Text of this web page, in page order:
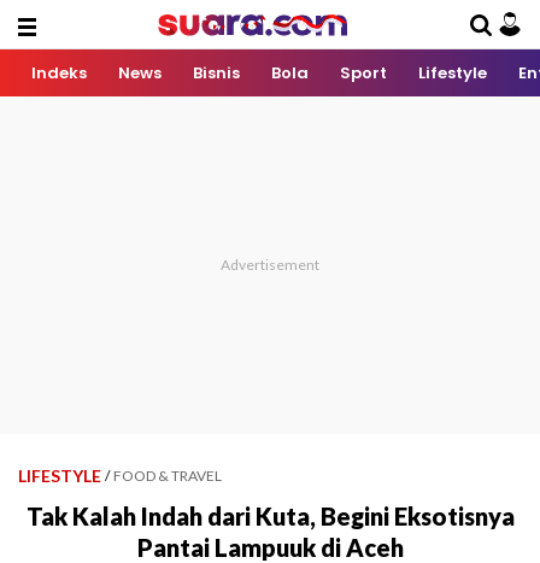
Indeks News Bisnis Bola Sport Lifestyle
LIFESTYLE / FOOD & TRAVEL
Tak Kalah Indah dari Kuta, Begini Eksotisnya
Pantai Lampuuk di Aceh